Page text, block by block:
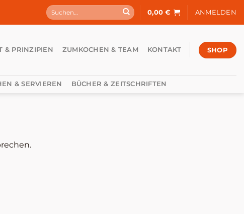
Suchen
nach:
0,00€ ANMELDEN
& PRINZIPIEN ZUMKOCHEN & TEAM KONTAKT SHOP
& SERVIEREN BÜCHER & ZEITSCHRIFTEN